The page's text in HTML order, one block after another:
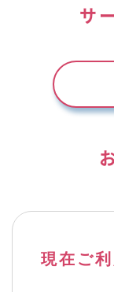
サ
現在ご